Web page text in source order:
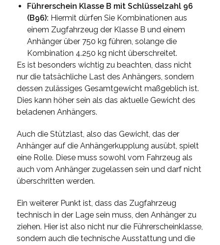
Führerschein Klasse B mit Schlüsselzahl 96
(B96): Hiermit dürfen Sie Kombinationen aus
einem Zugfahrzeug der Klasse B und einem
Anhänger über 750 kg führen, solange die
Kombination 4.250 kg nicht überschreitet.
Es ist besonders wichtig zu beachten, dass nicht
nur die tatsächliche Last des Anhängers, sondern
dessen zulässiges Gesamtgewicht maßgeblich ist.
Dies kann höher sein als das aktuelle Gewicht des
beladenen Anhängers.
Auch die Stützlast, also das Gewicht, das der
Anhänger auf die Anhängerkupplung ausübt, spielt
eine Rolle. Diese muss sowohl vom Fahrzeug als
auch vom Anhänger zugelassen sein und darf nicht
überschritten werden.
Ein weiterer Punkt ist, dass das Zugfahrzeug
technisch in der Lage sein muss, den Anhänger zu
ziehen. Hier ist also nicht nur die Führerscheinklasse,
sondern auch die technische Ausstattung und die